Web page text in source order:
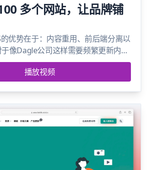
多个网站，让品牌铺
优势在于：内容重用、前后端分离以
像Dagle公司这样需要频繁更新内容
完美的解决方案！
播放视频